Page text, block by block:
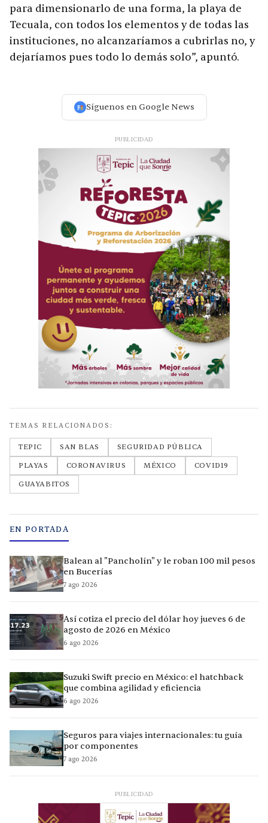
para dimensionarlo de una forma, la playa de
Tecuala, con todos los elementos y de todas las
instituciones, no alcanzaríamos a cubrirlas no, y
dejaríamos pues todo lo demás solo”, apuntó.
Síguenos en Google News
PUBLICIDAD
TEMAS RELACIONADOS:
TEPIC SAN BLAS
SEGURIDAD PÚBLICA
PLAYAS
CORONAVIRUS MÉXICO
COVID19
GUAYABITOS
EN PORTADA
Balean al "Pancholín" y le roban 100 mil pesos
en Bucerías
7 ago 2026
Así cotiza el precio del dólar hoy jueves 6 de
agosto de 2026 en México
6 ago 2026
Suzuki Swift precio en México: el hatchback
que combina agilidad y eficiencia
6 ago 2026
Seguros para viajes internacionales: tu guía
por componentes
7 ago 2026
PUBLICIDAD